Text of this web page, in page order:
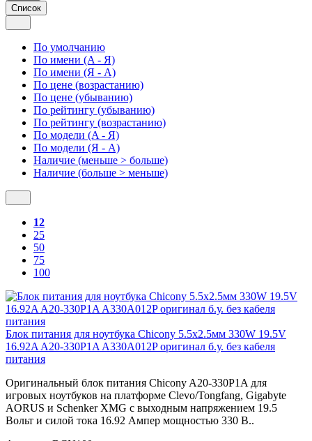
Список
По умолчанию
По имени (A - Я)
По имени (Я - A)
По цене (возрастанию)
По цене (убыванию)
По рейтингу (убыванию)
По рейтингу (возрастанию)
По модели (A - Я)
По модели (Я - A)
Наличие (меньше > больше)
Наличие (больше > меньше)
12
25
50
75
100
Блок питания для ноутбука Chicony 5.5x2.5мм 330W 19.5V
16.92A A20-330P1A A330A012P оригинал б.у. без кабеля
питания
Оригинальный блок питания Chicony A20-330P1A для
игровых ноутбуков на платформе Clevo/Tongfang, Gigabyte
AORUS и Schenker XMG с выходным напряжением 19.5
Вольт и силой тока 16.92 Ампер мощностью 330 В..